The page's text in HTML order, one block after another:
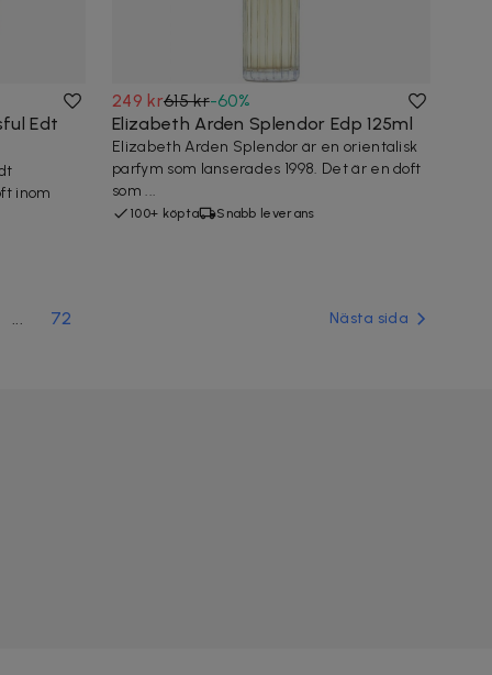
Edt
inom
249 kr615 kr-60%
Elizabeth Arden Splendor Edp 125ml
Elizabeth Arden Splendor är en orientalisk
parfym som lanserades 1998. Det är en doft
som ...
100+ köpta Snabb leverans
... 72 Nästa sida